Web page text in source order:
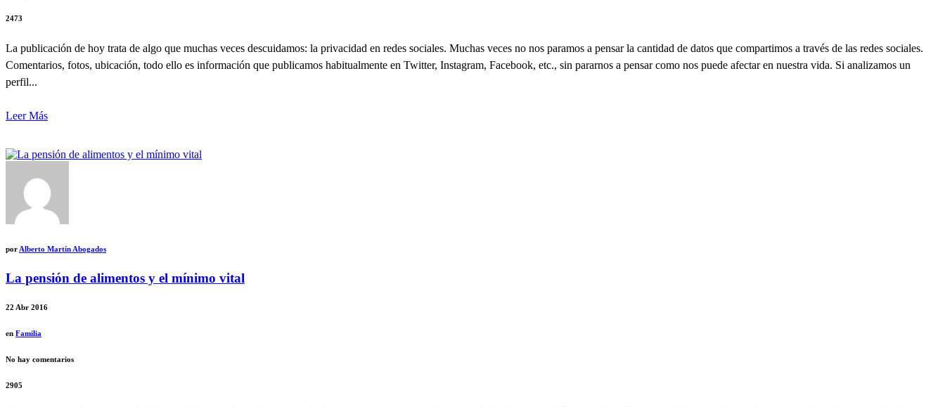
2473
La publicación de hoy trata de algo que muchas veces descuidamos: la privacidad en redes sociales. Muchas veces no nos paramos a pensar la cantidad de datos que compartimos a través de las redes sociales.
Comentarios, fotos, ubicación, todo ello es información que publicamos habitualmente en Twitter, Instagram, Facebook, etc., sin pararnos a pensar como nos puede afectar en nuestra vida. Si analizamos un
perfil...
Leer Más
por Alberto Martín Abogados
La pensión de alimentos y el mínimo vital
22 Abr 2016
en Familia
No hay comentarios
2905